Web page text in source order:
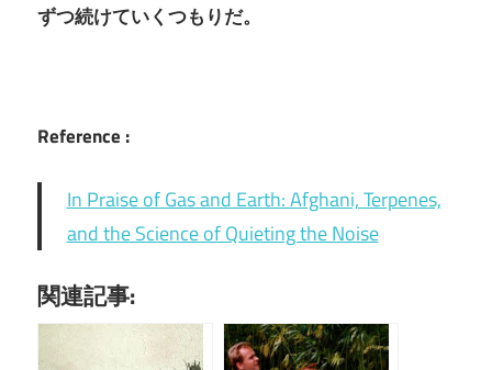
ずつ続けていくつもりだ。
Reference :
In Praise of Gas and Earth: Afghani, Terpenes,
and the Science of Quieting the Noise
関連記事: